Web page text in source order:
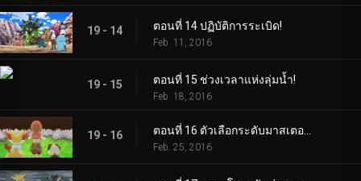
19 - 14 ตอนที่ 14 ปฏิบัติการระเบิด!
Feb. 11, 2016
19 - 15 ตอนที่ 15 ช่วงเวลาแห่งลุ่มน้ำ!
Feb. 18, 2016
19 - 16
Feb. 25, 2016